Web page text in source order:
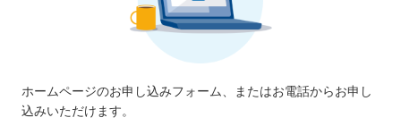
ホームページのお申し込みフォーム、またはお電話からお申し
込みいただけます。